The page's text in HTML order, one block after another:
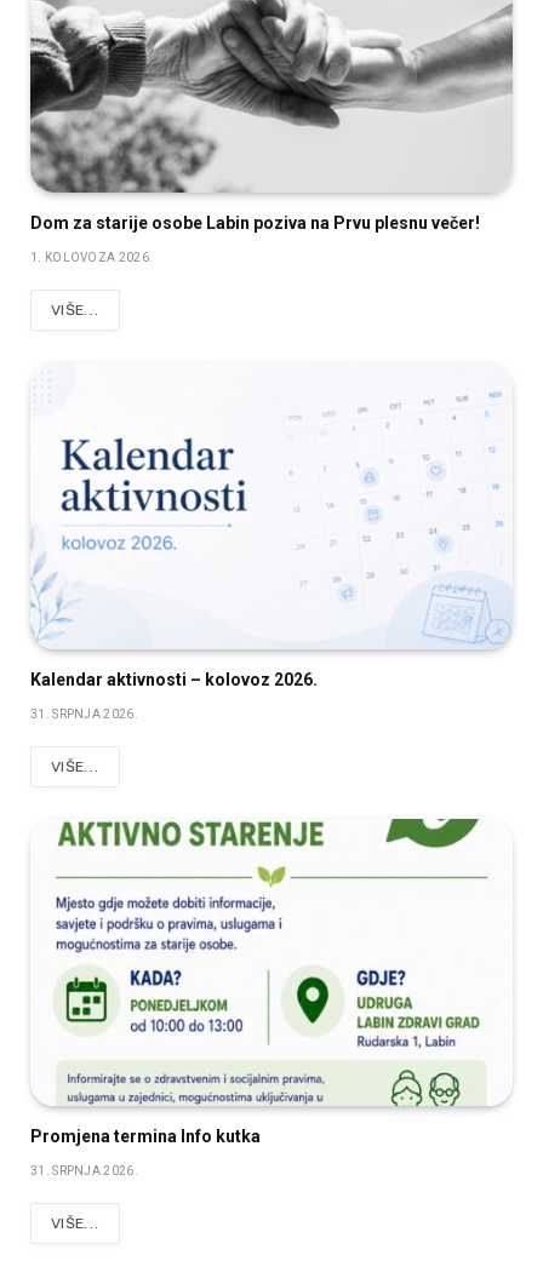
Dom za starije osobe Labin poziva na Prvu plesnu večer!
1. KOLOVOZA 2026.
VIŠE...
Kalendar aktivnosti – kolovoz 2026.
31. SRPNJA 2026.
VIŠE...
Promjena termina Info kutka
31. SRPNJA 2026.
VIŠE...